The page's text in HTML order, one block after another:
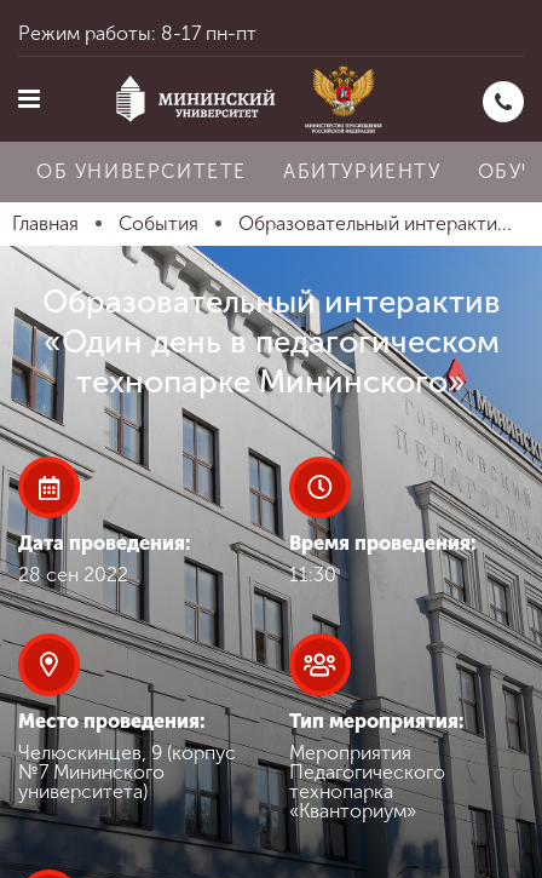
Главная
Об университете
Абитуриенту
Обучение
Наука
Международная
деятельность
Другие виды
деятельности
Режим работы: 8-17 пн-пт
ОБ УНИВЕРСИТЕТЕ АБИТУРИЕНТУ
Главная События Образовательный интеракти...
Образовательный интерактив
«Один день в педагогическом
технопарке Мининского»
Дата проведения:
28 сен 2022
Время проведения:
11:30
Место проведения:
Челюскинцев, 9 (корпус
№7 Мининского
университета)
Тип мероприятия:
Мероприятия
Педагогического
технопарка
«Кванториум»